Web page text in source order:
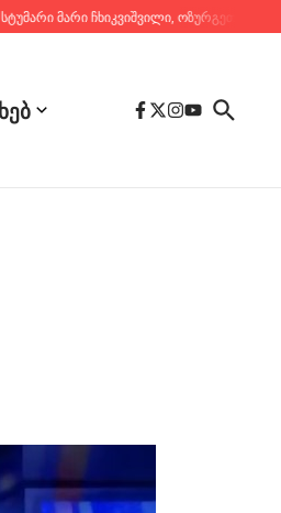
მარი ჩხიკვიშვილი, ოზურგეთის